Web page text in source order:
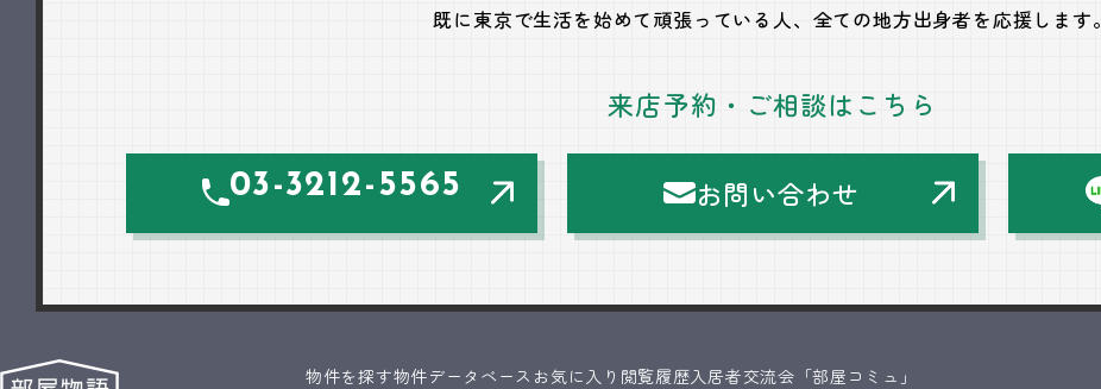
既に東京で生活を始めて頑張っている人、 全ての地方出身者を応援します。
来店予約・ご相談はこちら
03-3212-5565 お問い合わせ
物件を探す物件データベース お気に入り 閲覧履歴入居者交流会「部屋コミュ」